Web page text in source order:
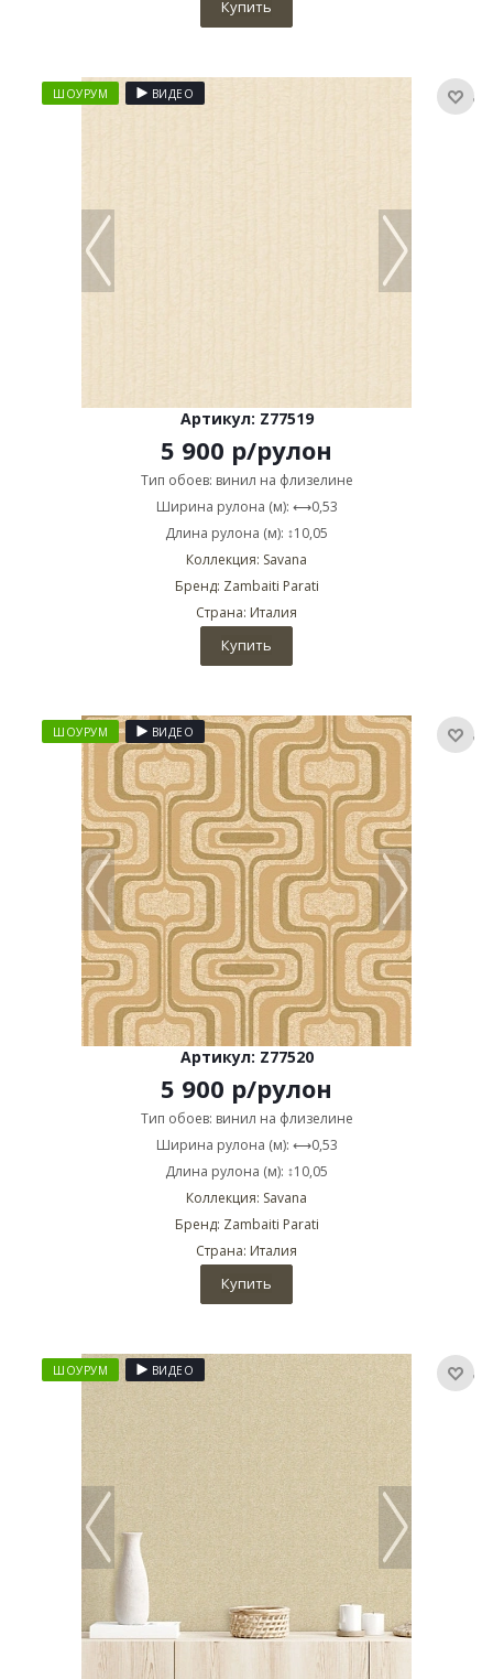
Купить
ШОУРУМ ВИДЕО
Артикул: Z77519
5 900 р/рулон
Тип обоев: винил на флизелине
Ширина рулона (м): ⟷0,53
Длина рулона (м): ↕10,05
Коллекция: Savana
Бренд: Zambaiti Parati
Страна: Италия
Купить
ШОУРУМ ВИДЕО
Артикул: Z77520
5 900 р/рулон
Тип обоев: винил на флизелине
Ширина рулона (м): ⟷0,53
Длина рулона (м): ↕10,05
Коллекция: Savana
Бренд: Zambaiti Parati
Страна: Италия
Купить
ШОУРУМ ВИДЕО